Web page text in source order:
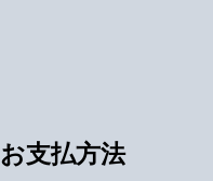
お支払方法